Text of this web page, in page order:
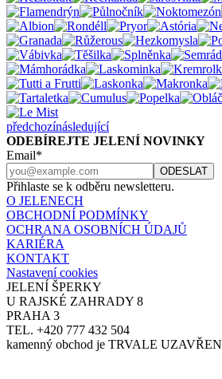
předchozínásledující
ODEBÍREJTE JELENÍ NOVINKY
Email*
Přihlaste se k odběru newsletteru.
O JELENECH
OBCHODNÍ PODMÍNKY
OCHRANA OSOBNÍCH ÚDAJŮ
KARIÉRA
KONTAKT
Nastavení cookies
JELENÍ ŠPERKY
U RAJSKÉ ZAHRADY 8
PRAHA 3
TEL. +420 777 432 504
kamenný obchod je TRVALE UZAVŘEN